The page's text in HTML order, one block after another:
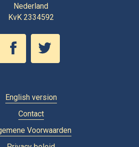
Nederland
KvK 2334592
English version
Contact
Voorwaarden